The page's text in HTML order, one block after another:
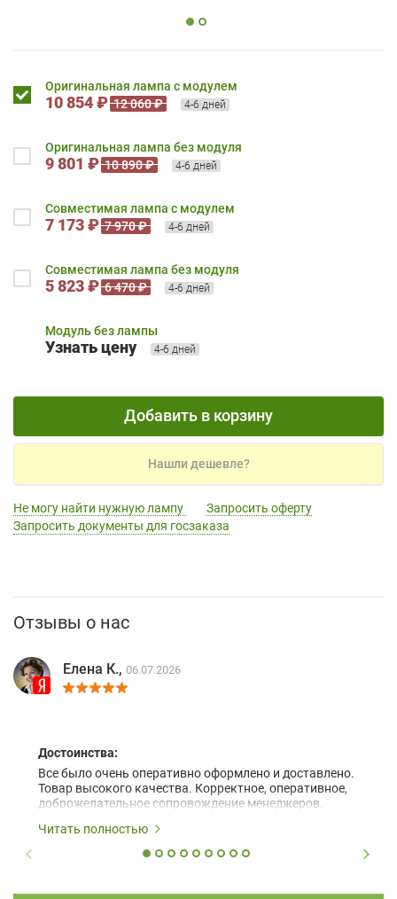
Оригинальная лампа с модулем
10 854 ₽ 12 060 ₽ 4-6 дней
Оригинальная лампа без модуля
9 801 ₽ 10 890 ₽ 4-6 дней
Совместимая лампа с модулем
7 173 ₽ 7 970 ₽ 4-6 дней
Совместимая лампа без модуля
5 823 ₽ 6 470 ₽ 4-6 дней
Модуль без лампы
Узнать цену 4-6 дней
Добавить в корзину
Нашли дешевле?
Не могу найти нужную лампу
Запросить оферту
Запросить документы для госзаказа
Отзывы о нас
Елена К., 06.07.2026
Достоинства:
Все было очень оперативно оформлено и доставлено.
Товар высокого качества. Корректное, оперативное,
доброжелательное сопровождение менеджеров.
Читать полностью